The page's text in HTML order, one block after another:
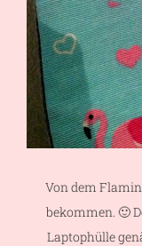
Von dem
bekommen. 🙂
Laptophülle